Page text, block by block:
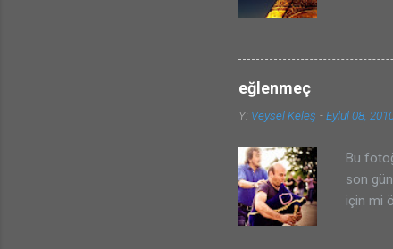
aldım
klasik
eğlenmeç
Y: Veysel Keleş -Eylül 08,
Bu
son
için mi
İşte